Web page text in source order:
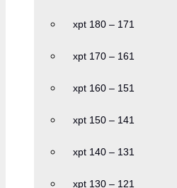
xpt 180 – 171
xpt 170 – 161
xpt 160 – 151
xpt 150 – 141
xpt 140 – 131
xpt 130 – 121